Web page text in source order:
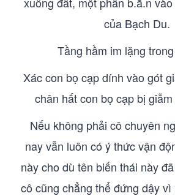
của Bạch Du.
Tầng hầm im lặng
Xác con bọ cạp dính vào gót
chân hất con bọ cạp bị
Nếu không phải cô chuyên
nay vẫn luôn có ý thức vận
này cho dù tên biến thái này
cô cũng chẳng thể đứng dậy